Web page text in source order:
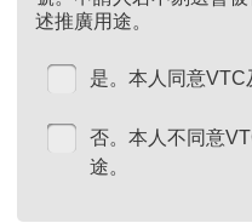
述推廣用途。
是。本人同意
否。本人不同意
途。